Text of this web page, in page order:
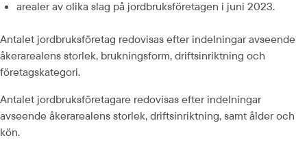
arealer av olika slag på jordbruksföretagen i juni 2023.
Antalet jordbruksföretag redovisas efter indelningar avseende
åkerarealens storlek, brukningsform, driftsinriktning och
företagskategori.
Antalet jordbruksföretagare redovisas efter indelningar
avseende åkerarealens storlek, driftsinriktning, samt ålder och
kön.